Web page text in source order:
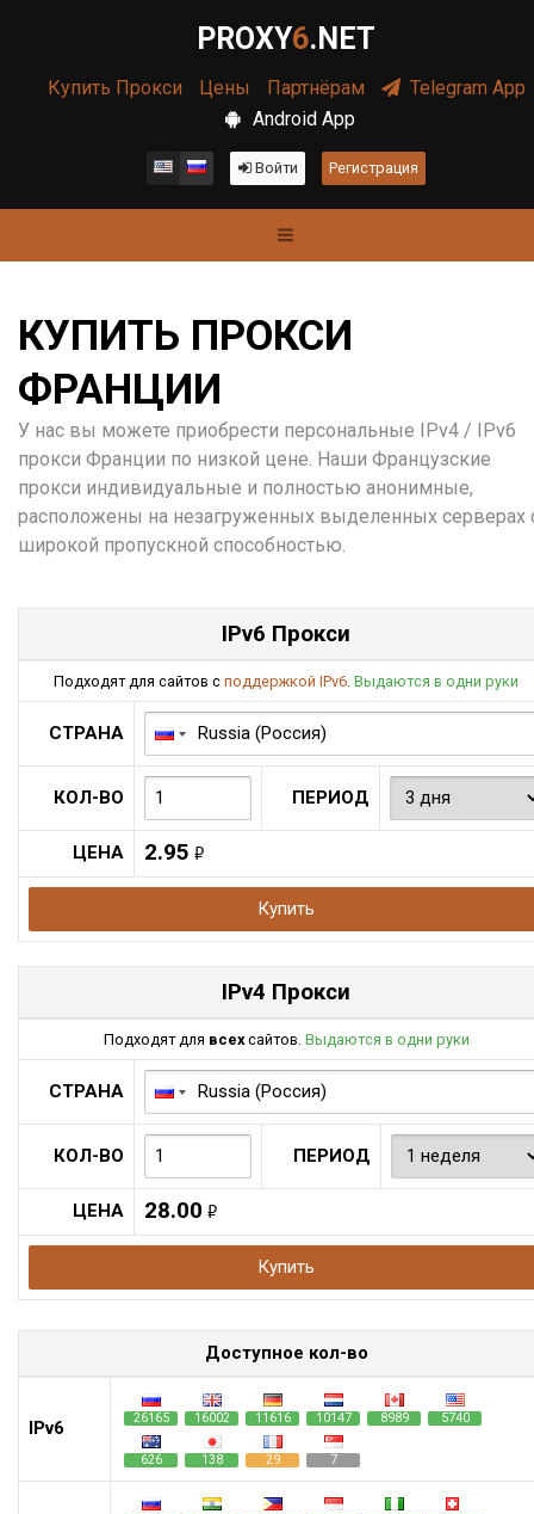
PROXY6.NET
Купить Прокси Цены Партнёрам
Telegram App
Android App
Войти Регистрация
КУПИТЬ ПРОКСИ
ФРАНЦИИ
У нас вы можете приобрести персональные IPv4 / IPv6
прокси Франции по низкой цене. Наши Французские
прокси индивидуальные и полностью анонимные,
расположены на незагруженных выделенных серверах
широкой пропускной способностью.
IPv6 Прокси
Подходят для сайтов с поддержкой IPv6 Выдаются в одни руки
СТРАНА
КОЛ-ВО ПЕРИОД
ЦЕНА 2.95 руб.
Купить
IPv4 Прокси
Подходят для всехсайтов. Выдаются в одни руки
СТРАНА
КОЛ-ВО ПЕРИОД
ЦЕНА 28.00 руб.
Купить
Доступное кол-во
IPv6 26165 16002 11616 10147 8989 5740
626 138 29 7